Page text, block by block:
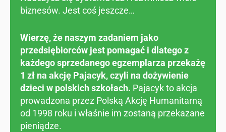
biznesów. Jest coś jeszcze…
Wierzę, że naszym zadaniem jako
przedsiębiorców jest pomagać i dlatego z
każdego sprzedanego egzemplarza przekażę
1 zł na akcję Pajacyk, czyli na dożywienie
dzieci w polskich szkołach. Pajacyk to akcja
prowadzona przez Polską Akcję Humanitarną
od 1998 roku i właśnie im zostaną przekazane
pieniądze.